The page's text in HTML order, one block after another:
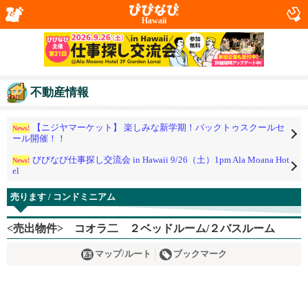
Hawaii
不動産情報
News!
【ニジヤマーケット】 楽しみな新学期！バックトゥスクールセ
ール開催！！
News! びびなび仕事探し交流会 in Hawaii 9/26（土）1pm Ala Moana Hot
el
売ります / コンドミニアム
<売出物件> コオラ二 ２ベッドルーム/２バスルーム
マップ/ルート ブックマーク